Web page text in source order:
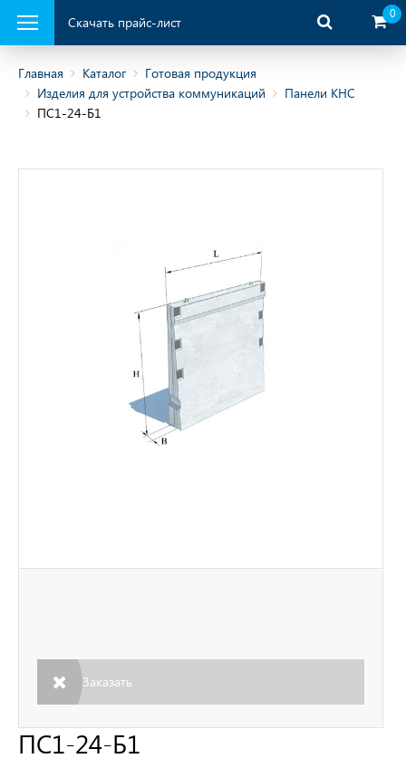
Скачать прайс-лист
0
Главная Каталог
Готовая продукция
Изделия для устройства коммуникаций
Панели КНС
ПС1-24-Б1
ПС1-24-Б1
Заказать